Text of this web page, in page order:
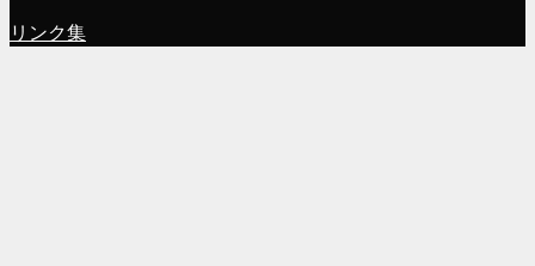
リンク集